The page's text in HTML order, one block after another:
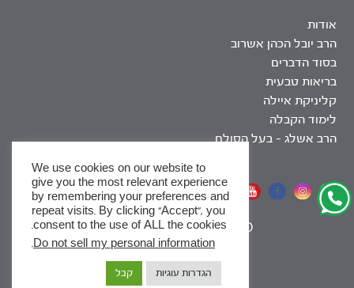
אודות
הרב יובל הכהן אשרוב
בסוד הדברים
בריאות טבעית
קליניקת איילה
לימוד הקבלה
הרב אשלג – בעל הסולם
אתר שומר שבת
SEO
|
We use cookies on our website to
give you the most relevant experience
by remembering your preferences and
repeat visits. By clicking “Accept”, you
consent to the use of ALL the cookies.
Do not sell my personal information
.
הגדרות עוגיות קבל
x